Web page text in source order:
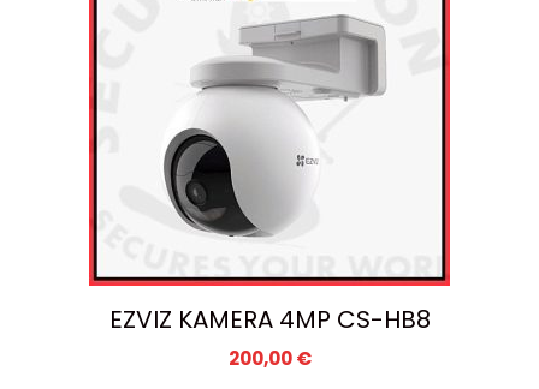
EZVIZ KAMERA 4MP CS-HB8
200,00€